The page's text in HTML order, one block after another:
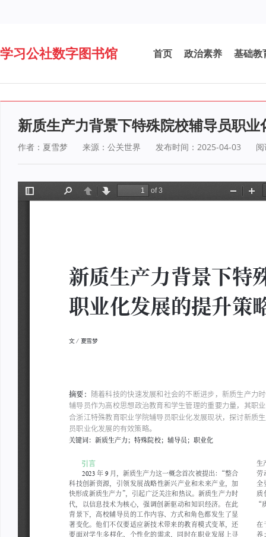
学习公社数字图书馆 首页 政治素养 基础教
新质生产力背景下特殊院校辅导员职
作者：夏雪梦 来源：公关世界 发布时间：2025-04-03